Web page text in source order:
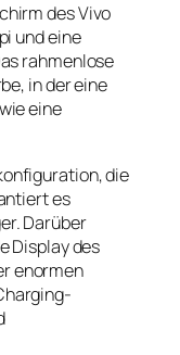
des Vivo
und eine
rahmenlose
in der eine
eine
die
es
Darüber
Display des
enormen